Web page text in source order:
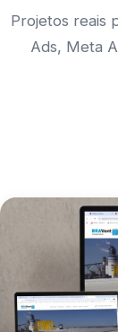
Projetos reais
Ads, Meta